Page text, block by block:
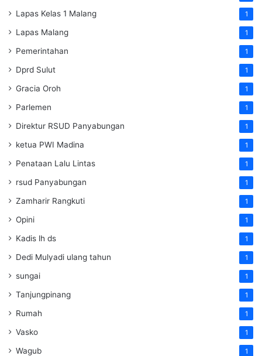
Lapas Kelas 1 Malang 1
Lapas Malang 1
Pemerintahan 1
Dprd Sulut 1
Gracia Oroh 1
Parlemen 1
Direktur RSUD Panyabungan 1
ketua PWI Madina 1
Penataan Lalu Lintas 1
rsud Panyabungan 1
Zamharir Rangkuti 1
Opini 1
Kadis lh ds 1
Dedi Mulyadi ulang tahun 1
sungai 1
Tanjungpinang 1
Rumah 1
Vasko 1
Wagub 1